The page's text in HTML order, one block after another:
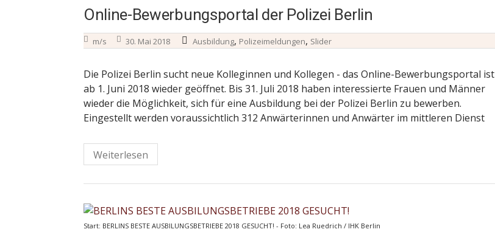
Online-Bewerbungsportal der Polizei Berlin
m/s 30. Mai 2018 Ausbildung, Polizeimeldungen, Slider
Die Polizei Berlin sucht neue Kolleginnen und Kollegen - das Online-Bewerbungsportal ist
ab 1. Juni 2018 wieder geöffnet. Bis 31. Juli 2018 haben interessierte Frauen und Männer
wieder die Möglichkeit, sich für eine Ausbildung bei der Polizei Berlin zu bewerben.
Eingestellt werden voraussichtlich 312 Anwärterinnen und Anwärter im mittleren Dienst
Weiterlesen
Start: BERLINS BESTE AUSBILUNGSBETRIEBE 2018 GESUCHT! - Foto: Lea Ruedrich / IHK Berlin